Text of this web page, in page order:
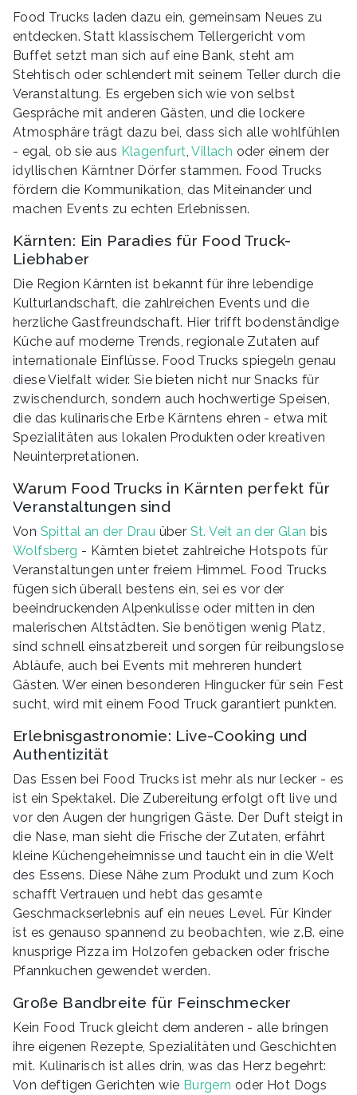
Food Trucks laden dazu ein, gemeinsam Neues zu
entdecken. Statt klassischem Tellergericht vom
Buffet setzt man sich auf eine Bank, steht am
Stehtisch oder schlendert mit seinem Teller durch die
Veranstaltung. Es ergeben sich wie von selbst
Gespräche mit anderen Gästen, und die lockere
Atmosphäre trägt dazu bei, dass sich alle wohlfühlen
- egal, ob sie aus Klagenfurt ,Villach oder einem der
idyllischen Kärntner Dörfer stammen. Food Trucks
fördern die Kommunikation, das Miteinander und
machen Events zu echten Erlebnissen.
Kärnten: Ein Paradies für Food Truck-
Liebhaber
Die Region Kärnten ist bekannt für ihre lebendige
Kulturlandschaft, die zahlreichen Events und die
herzliche Gastfreundschaft. Hier trifft bodenständige
Küche auf moderne Trends, regionale Zutaten auf
internationale Einflüsse. Food Trucks spiegeln genau
diese Vielfalt wider. Sie bieten nicht nur Snacks für
zwischendurch, sondern auch hochwertige Speisen,
die das kulinarische Erbe Kärntens ehren - etwa mit
Spezialitäten aus lokalen Produkten oder kreativen
Neuinterpretationen.
Warum Food Trucks in Kärnten perfekt für
Veranstaltungen sind
Von Spittal an der Drau über St. Veit an der Glan bis
Wolfsberg - Kärnten bietet zahlreiche Hotspots für
Veranstaltungen unter freiem Himmel. Food Trucks
fügen sich überall bestens ein, sei es vor der
beeindruckenden Alpenkulisse oder mitten in den
malerischen Altstädten. Sie benötigen wenig Platz,
sind schnell einsatzbereit und sorgen für reibungslose
Abläufe, auch bei Events mit mehreren hundert
Gästen. Wer einen besonderen Hingucker für sein Fest
sucht, wird mit einem Food Truck garantiert punkten.
Erlebnisgastronomie: Live-Cooking und
Authentizität
Das Essen bei Food Trucks ist mehr als nur lecker - es
ist ein Spektakel. Die Zubereitung erfolgt oft live und
vor den Augen der hungrigen Gäste. Der Duft steigt in
die Nase, man sieht die Frische der Zutaten, erfährt
kleine Küchengeheimnisse und taucht ein in die Welt
des Essens. Diese Nähe zum Produkt und zum Koch
schafft Vertrauen und hebt das gesamte
Geschmackserlebnis auf ein neues Level. Für Kinder
ist es genauso spannend zu beobachten, wie z.B. eine
knusprige Pizza im Holzofen gebacken oder frische
Pfannkuchen gewendet werden.
Große Bandbreite für Feinschmecker
Kein Food Truck gleicht dem anderen - alle bringen
ihre eigenen Rezepte, Spezialitäten und Geschichten
mit. Kulinarisch ist alles drin, was das Herz begehrt:
Von deftigen Gerichten wie Burgern oder Hot Dogs